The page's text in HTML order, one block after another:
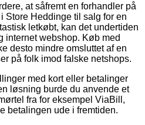
at såfremt en forhandler på
Store Heddinge til salg for en
letkøbt, kan det undertiden
webshop. Køb med
desto mindre omsluttet af en
på folk imod falske netshops.
med kort eller betalinger
løsning burde du anvende et
fra for eksempel ViaBill,
betalingen ude i fremtiden.